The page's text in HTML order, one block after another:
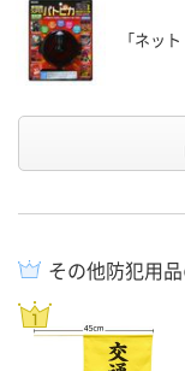
「ネッ
その他防犯用